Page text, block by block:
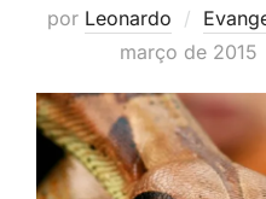
por Leonardo
março de 2015